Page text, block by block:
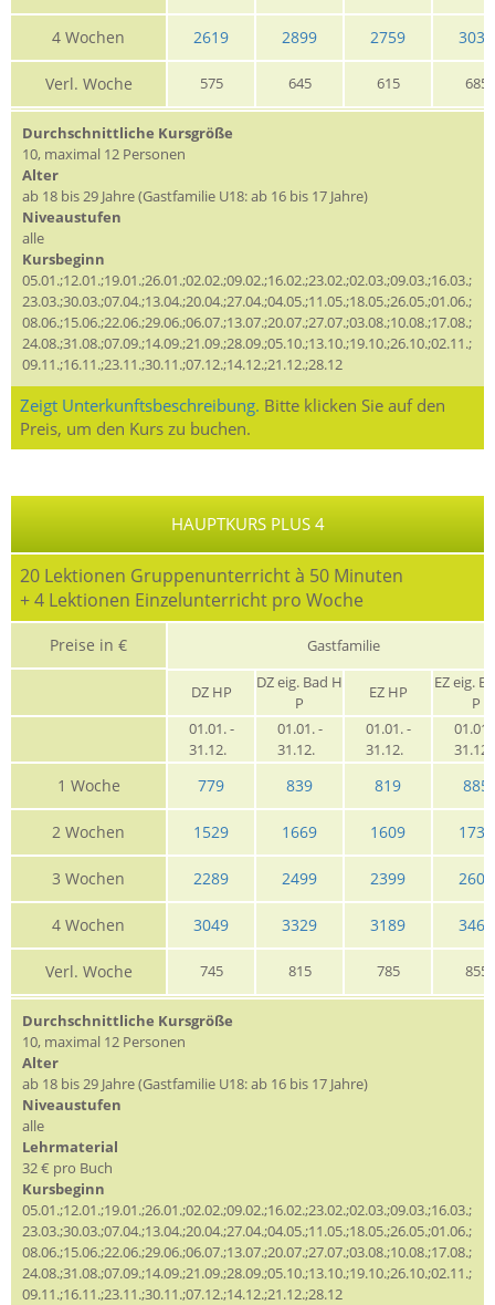
4 Wochen 2619 2899 2759 3039
Verl. Woche 575 645 615 685
Durchschnittliche Kursgröße
10, maximal 12 Personen
Alter
ab 18 bis 29 Jahre (Gastfamilie U18: ab 16 bis 17 Jahre)
Niveaustufen
alle
Kursbeginn
05.01.;12.01.;19.01.;26.01.;02.02.;09.02.;16.02.;23.02.;02.03.;09.03.;16.03.;
23.03.;30.03.;07.04.;13.04.;20.04.;27.04.;04.05.;11.05.;18.05.;26.05.;01.06.;
08.06.;15.06.;22.06.;29.06.;06.07.;13.07.;20.07.;27.07.;03.08.;10.08.;17.08.;
24.08.;31.08.;07.09.;14.09.;21.09.;28.09.;05.10.;13.10.;19.10.;26.10.;02.11.;
09.11.;16.11.;23.11.;30.11.;07.12.;14.12.;21.12.;28.12
Zeigt Unterkunftsbeschreibung. Bitte klicken Sie auf den
Preis, um den Kurs zu buchen.
HAUPTKURS PLUS 4
20 Lektionen Gruppenunterricht à 50 Minuten
+ 4 Lektionen Einzelunterricht pro Woche
Preise in € Gastfamilie
DZ HP
DZ eig. Bad H
P
EZ HP
EZ eig.
P
01.01. -
31.12.
01.01. -
31.12.
01.01. -
31.12.
01.01.
1 Woche 779 839 819 885
2 Wochen 1529 1669 1609 1739
3 Wochen 2289 2499 2399 2609
4 Wochen 3049 3329 3189 3469
Verl. Woche 745 815 785 855
Durchschnittliche Kursgröße
10, maximal 12 Personen
Alter
ab 18 bis 29 Jahre (Gastfamilie U18: ab 16 bis 17 Jahre)
Niveaustufen
alle
Lehrmaterial
32 € pro Buch
Kursbeginn
05.01.;12.01.;19.01.;26.01.;02.02.;09.02.;16.02.;23.02.;02.03.;09.03.;16.03.;
23.03.;30.03.;07.04.;13.04.;20.04.;27.04.;04.05.;11.05.;18.05.;26.05.;01.06.;
08.06.;15.06.;22.06.;29.06.;06.07.;13.07.;20.07.;27.07.;03.08.;10.08.;17.08.;
24.08.;31.08.;07.09.;14.09.;21.09.;28.09.;05.10.;13.10.;19.10.;26.10.;02.11.;
09.11.;16.11.;23.11.;30.11.;07.12.;14.12.;21.12.;28.12